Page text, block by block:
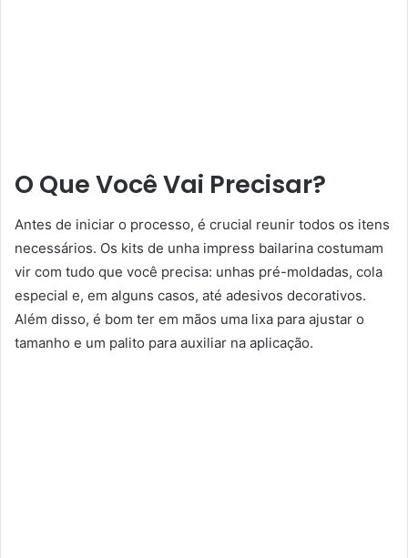
O Que Você Vai Precisar?
Antes de iniciar o processo, é crucial reunir todos os itens
necessários. Os kits de unha impress bailarina costumam
vir com tudo que você precisa: unhas pré-moldadas, cola
especial e, em alguns casos, até adesivos decorativos.
Além disso, é bom ter em mãos uma lixa para ajustar o
tamanho e um palito para auxiliar na aplicação.